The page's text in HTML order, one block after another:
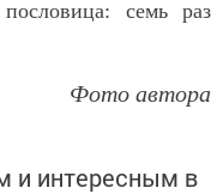
семь раз
Фото автора
и интересным в